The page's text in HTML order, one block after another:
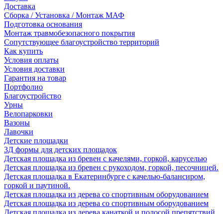
Доставка
Сборка / Установка / Монтаж МАФ
Подготовка основания
Монтаж травмобезопасного покрытия
Сопутствующее благоустройство территорий
Как купить
Условия оплаты
Условия доставки
Гарантия на товар
Портфолио
Благоустройство
Урны
Велопарковки
Вазоны
Лавочки
Детские площадки
3Д формы для детских площадок
Детская площадка из бревен с качелями, горкой, каруселью
Детская площадка из бревен с рукоходом, горкой, песочницей.
Детская площадка в Екатеринбурге с качелью-балансиром,
горкой и паутиной.
Детская площадка из дерева со спортивным оборудованием
Детская площадка из дерева со спортивным оборудованием
Детская площадка из дерева канаткой и полосой препятствий